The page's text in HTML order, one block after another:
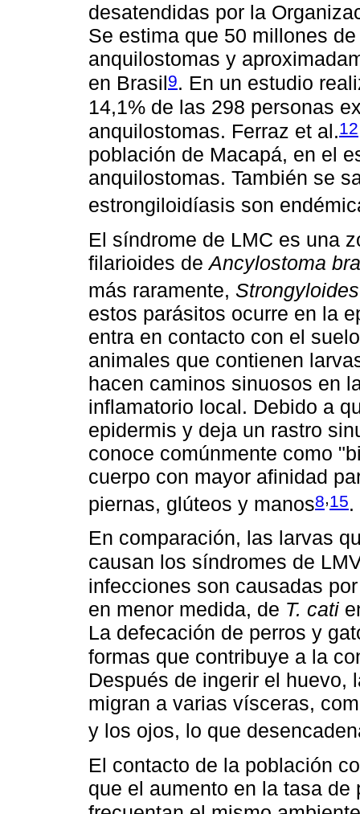
desatendidas por la
Se estima que 50 millones
anquilostomas y
en Brasil9. En un estudio
14,1% de las 298 personas
anquilostomas. Ferraz et al.12
población de Macapá, en el
anquilostomas. También se
estrongiloidíasis son
El síndrome de LMC es una
filarioides de Ancylostoma
más raramente,
estos parásitos ocurre en la
entra en contacto con el
animales que contienen
hacen caminos sinuosos en
inflamatorio local. Debido a
epidermis y deja un rastro
conoce comúnmente como
cuerpo con mayor afinidad
piernas, glúteos y manos8,15.
En comparación, las larvas
causan los síndromes de
infecciones son causadas
en menor medida, de T. cati
La defecación de perros y
formas que contribuye a la
Después de ingerir el huevo,
migran a varias vísceras,
y los ojos, lo que
El contacto de la población
que el aumento en la tasa